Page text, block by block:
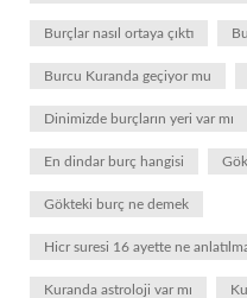
Burçlar nasıl ortaya çıktı
Burcu Kuranda geçiyor mu
Dinimizde burçların yeri var mı
En dindar burç hangisi
Gökteki burç ne demek
Hicr suresi 16 ayette ne
Kuranda astroloji var mı